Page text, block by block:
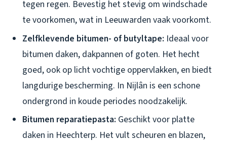
tegen regen. Bevestig het stevig om windschade
te voorkomen, wat in Leeuwarden vaak voorkomt.
Zelfklevende bitumen- of butyltape: Ideaal voor
bitumen daken, dakpannen of goten. Het hecht
goed, ook op licht vochtige oppervlakken, en biedt
langdurige bescherming. In Nijlân is een schone
ondergrond in koude periodes noodzakelijk.
Bitumen reparatiepasta: Geschikt voor platte
daken in Heechterp. Het vult scheuren en blazen,